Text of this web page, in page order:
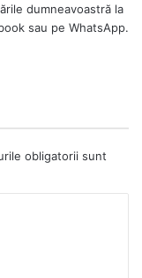
dumneavoastră la
sau pe WhatsApp.
obligatorii sunt